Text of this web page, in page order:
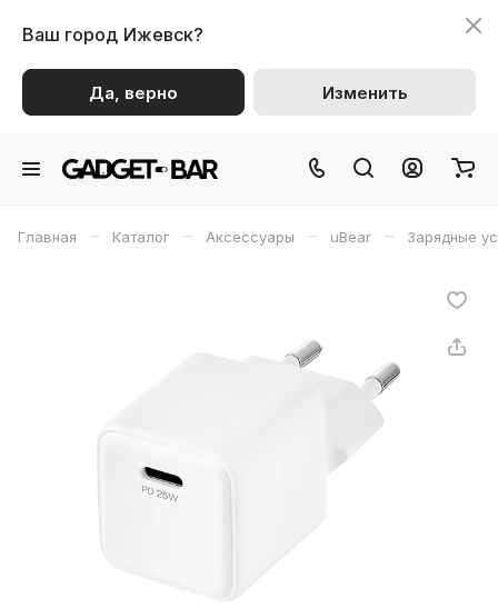
Ваш город Ижевск?
Да, верно Изменить
Главная – Каталог – Аксессуары – uBear – Зарядные